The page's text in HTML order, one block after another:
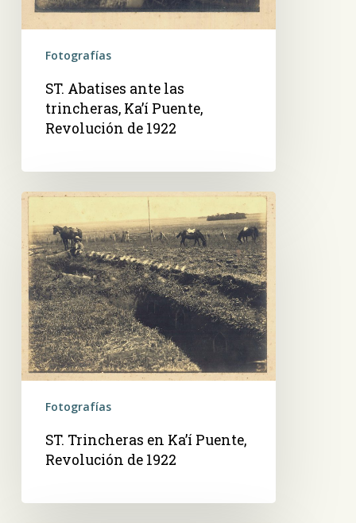
Fotografías
ST. Abatises ante las
trincheras, Ka’í Puente,
Revolución de 1922
ST.
Trincheras
en
Ka’í
Puente,
Revolución
de
1922
Fotografías
ST. Trincheras en Ka’í Puente,
Revolución de 1922